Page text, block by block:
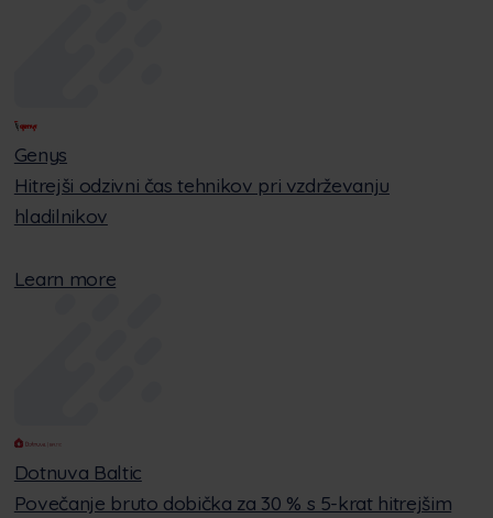
Genys
Hitrejši odzivni čas tehnikov pri vzdrževanju
hladilnikov
Learn more
Dotnuva Baltic
Povečanje bruto dobička za 30 % s 5-krat hitrejšim